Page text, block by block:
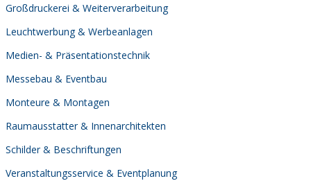
Großdruckerei & Weiterverarbeitung
Leuchtwerbung & Werbeanlagen
Medien- & Präsentationstechnik
Messebau & Eventbau
Monteure & Montagen
Raumausstatter & Innenarchitekten
Schilder & Beschriftungen
Veranstaltungsservice & Eventplanung